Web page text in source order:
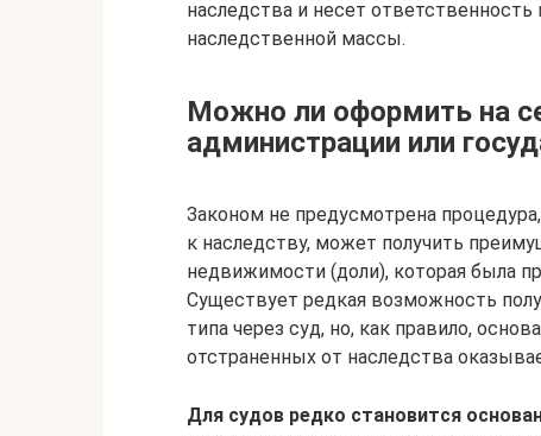
наследства и несет
наследственной массы.
Можно ли оформить на
администрации или
Законом не предусмотрена
к наследству, может получить
недвижимости (доли), которая была
Существует редкая возможность
типа через суд, но, как правило,
отстраненных от наследства
Для судов редко становится